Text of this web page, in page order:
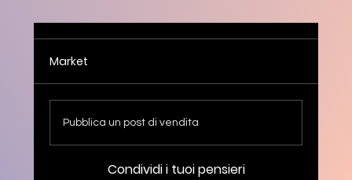
Market
Pubblica un post di vendita
Condividi i tuoi pensieri